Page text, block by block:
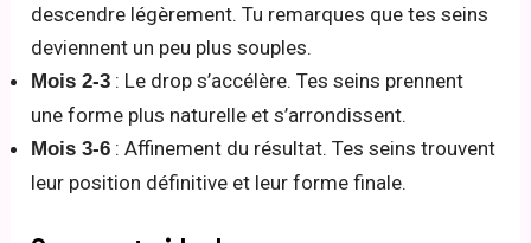
descendre légèrement. Tu remarques que tes seins
deviennent un peu plus souples.
Mois 2-3 : Le drop s’accélère. Tes seins prennent
une forme plus naturelle et s’arrondissent.
Mois 3-6 : Affinement du résultat. Tes seins trouvent
leur position définitive et leur forme finale.